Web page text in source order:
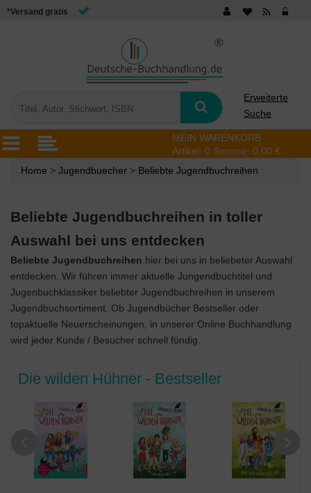
*Versand gratis
Erweiterte
Suche
MEIN WARENKORB
Artikel: 0 Summe: 0,00 €
Home > Jugendbuecher > Beliebte Jugendbuchreihen
Beliebte Jugendbuchreihen in toller
Auswahl bei uns entdecken
Beliebte Jugendbuchreihen hier bei uns in beliebeter Auswahl
entdecken. Wir führen immer aktuelle Jungendbuchtitel und
Jugenbuchklassiker beliebter Jugendbuchreihen in unserem
Jugendbuchsortiment. Ob Jugendbücher Bestseller oder
topaktuelle Neuerscheinungen, in unserer Online Buchhandlung
wird jeder Kunde / Besucher schnell fündig.
Die wilden Hühner - Bestseller